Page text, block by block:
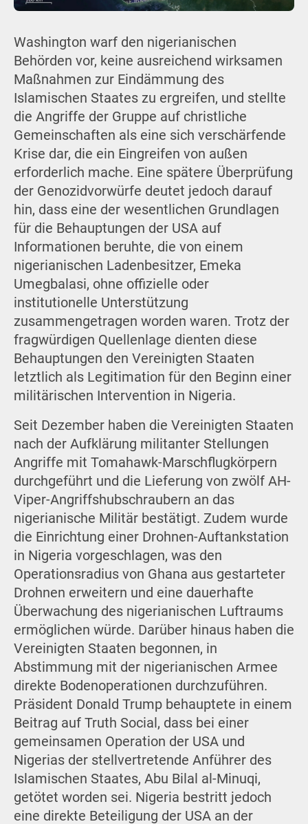
Washington warf den nigerianischen
Behörden vor, keine ausreichend wirksamen
Maßnahmen zur Eindämmung des
Islamischen Staates zu ergreifen, und stellte
die Angriffe der Gruppe auf christliche
Gemeinschaften als eine sich verschärfende
Krise dar, die ein Eingreifen von außen
erforderlich mache. Eine spätere Überprüfung
der Genozidvorwürfe deutet jedoch darauf
hin, dass eine der wesentlichen Grundlagen
für die Behauptungen der USA auf
Informationen beruhte, die von einem
nigerianischen Ladenbesitzer, Emeka
Umegbalasi, ohne offizielle oder
institutionelle Unterstützung
zusammengetragen worden waren. Trotz der
fragwürdigen Quellenlage dienten diese
Behauptungen den Vereinigten Staaten
letztlich als Legitimation für den Beginn einer
militärischen Intervention in Nigeria.
Seit Dezember haben die Vereinigten Staaten
nach der Aufklärung militanter Stellungen
Angriffe mit Tomahawk-Marschflugkörpern
durchgeführt und die Lieferung von zwölf AH-
Viper-Angriffshubschraubern an das
nigerianische Militär bestätigt. Zudem wurde
die Einrichtung einer Drohnen-Auftankstation
in Nigeria vorgeschlagen, was den
Operationsradius von Ghana aus gestarteter
Drohnen erweitern und eine dauerhafte
Überwachung des nigerianischen Luftraums
ermöglichen würde. Darüber hinaus haben die
Vereinigten Staaten begonnen, in
Abstimmung mit der nigerianischen Armee
direkte Bodenoperationen durchzuführen.
Präsident Donald Trump behauptete in einem
Beitrag auf Truth Social, dass bei einer
gemeinsamen Operation der USA und
Nigerias der stellvertretende Anführer des
Islamischen Staates, Abu Bilal al-Minuqi,
getötet worden sei. Nigeria bestritt jedoch
eine direkte Beteiligung der USA an der